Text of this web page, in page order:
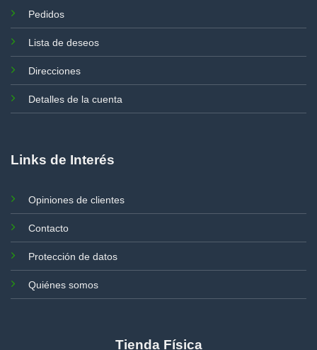
Pedidos
Lista de deseos
Direcciones
Detalles de la cuenta
Links de Interés
Opiniones de clientes
Contacto
Protección de datos
Quiénes somos
Tienda Física